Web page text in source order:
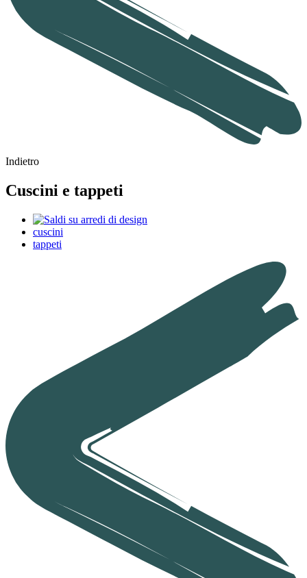
Indietro
Cuscini e tappeti
cuscini
tappeti